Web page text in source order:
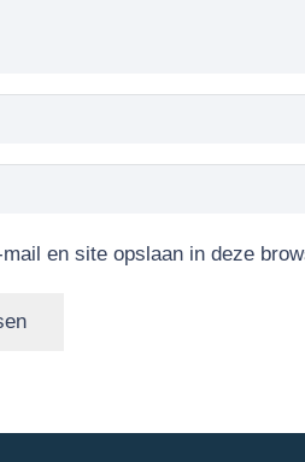
en site opslaan in deze